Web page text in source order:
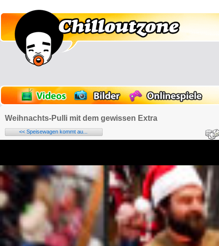
Weihnachts-Pulli mit dem gewissen Extra
<< Speisewagen kommt au...